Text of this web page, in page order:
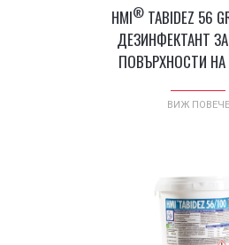
HMI® TABIDEZ 56
ДЕЗИНФЕКТАНТ
ПОВЪРХНОСТИ НА
ВИЖ ПОВЕЧЕ